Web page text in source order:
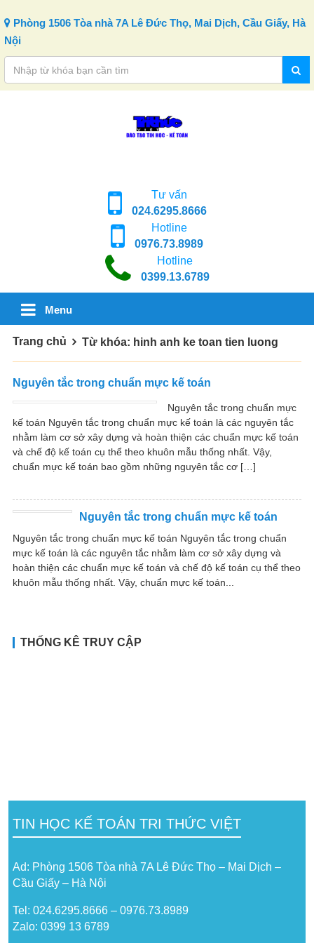
Phòng 1506 Tòa nhà 7A Lê Đức Thọ, Mai Dịch, Cầu Giấy, Hà
Nội
Tư vấn
024.6295.8666
Hotline
0976.73.8989
Hotline
0399.13.6789
Menu
Trang chủ Từ khóa: hinh anh ke toan tien luong
Nguyên tắc trong chuẩn mực kế toán
Nguyên tắc trong chuẩn mực
kế toán Nguyên tắc trong chuẩn mực kế toán là các nguyên tắc
nhằm làm cơ sở xây dựng và hoàn thiện các chuẩn mực kế toán
và chế độ kế toán cụ thể theo khuôn mẫu thống nhất. Vậy,
chuẩn mực kế toán bao gồm những nguyên tắc cơ […]
Nguyên tắc trong chuẩn mực kế toán
Nguyên tắc trong chuẩn mực kế toán Nguyên tắc trong chuẩn
mực kế toán là các nguyên tắc nhằm làm cơ sở xây dựng và
hoàn thiện các chuẩn mực kế toán và chế độ kế toán cụ thể theo
khuôn mẫu thống nhất. Vậy, chuẩn mực kế toán...
THỐNG KÊ TRUY CẬP
TIN HỌC KẾ TOÁN TRI THỨC VIỆT
Ad: Phòng 1506 Tòa nhà 7A Lê Đức Thọ – Mai Dịch –
Cầu Giấy – Hà Nội
Tel: 024.6295.8666 – 0976.73.8989
Zalo: 0399 13 6789